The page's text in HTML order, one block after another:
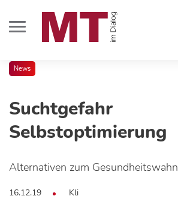
News
Suchtgefahr
Selbstoptimierung
Alternativen zum Gesundheitswahn
16.12.19 Kli